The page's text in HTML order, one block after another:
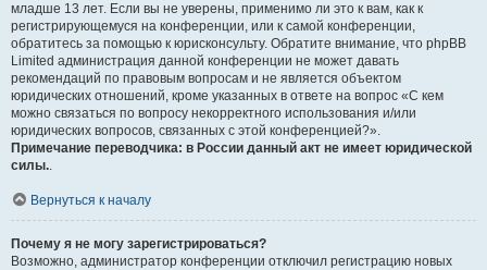
младше 13 лет. Если вы не уверены, применимо ли это к вам, как к
регистрирующемуся на конференции, или к самой конференции,
обратитесь за помощью к юрисконсульту. Обратите внимание, что phpBB
Limited администрация данной конференции не может давать
рекомендаций по правовым вопросам и не является объектом
юридических отношений, кроме указанных в ответе на вопрос «С кем
можно связаться по вопросу некорректного использования и/или
юридических вопросов, связанных с этой конференцией?».
Примечание переводчика: в России данный акт не имеет юридической
силы..
Вернуться к началу
Почему я не могу зарегистрироваться?
Возможно, администратор конференции отключил регистрацию новых